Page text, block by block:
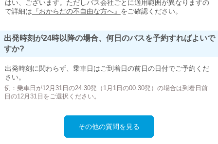
はい、ございます。ただしバス会社ごとに適用範囲が異なりますの
で詳細は 『おからだの不自由な方へ』 をご確認ください。
出発時刻が24時以降の場合、何日のバスを予約すればよいで
すか?
出発時刻に関わらず、乗車日はご到着日の前日の日付でご予約くだ
さい。
例：乗車日が12月31日の24:30発（1月1日の00:30発）の場合は到着日前
日の12月31日をご選択ください。
その他の質問を見る